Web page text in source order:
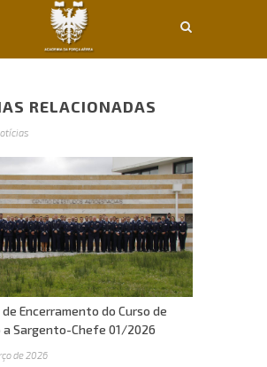
RELACIONADAS
de Encerramento do Curso de
a Sargento-Chefe 01/2026
de 2026